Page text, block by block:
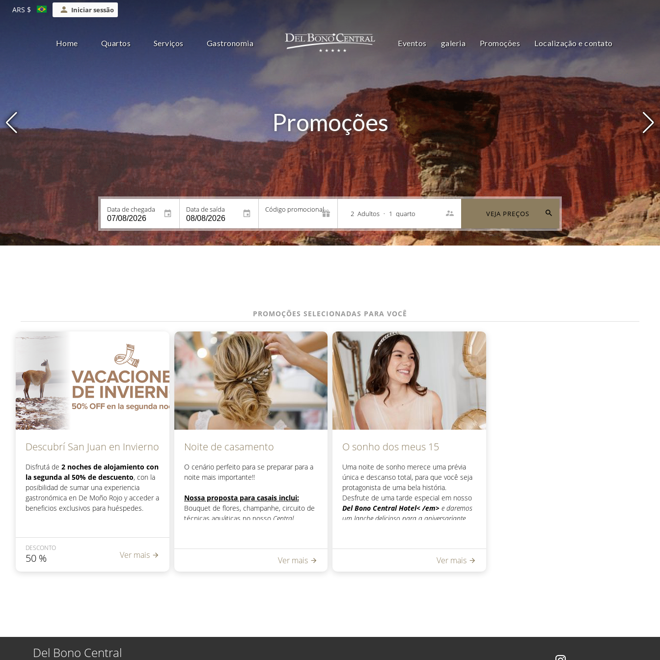
ARS $ Iniciar sessão
Home Quartos Serviços Gastronomia Eventos galeria Promoções Localização e contato
Data de chegada Data de saída Código promocional 2 Adultos • 1 quarto VEJA PREÇOS
Promoções
PROMOÇÕES SELECIONADAS PARA VOCÊ
Descubrí San Juan en Invierno
Disfrutá de 2 noches de alojamiento con
la segunda al 50% de descuento, con la
posibilidad de sumar una experiencia
gastronómica en De Moño Rojo y acceder a
beneficios exclusivos para huéspedes.
que mejor se adapte a tu viaje!
DESCONTO
50 % Ver mais
Noite de casamento
O cenário perfeito para se preparar para a
noite mais importante!!
Nossa proposta para casais inclui:
Bouquet de flores, champanhe, circuito de
técnicas aquáticas no nosso Central
até às 18h.
Você pode verificar tarifas e categorias de
quartos disponíveis enviando um e-mail
Ver mais
O sonho dos meus 15
Uma noite de sonho merece uma prévia
única e descanso total, para que você seja
protagonista de uma bela história.
Desfrute de uma tarde especial em nosso
Del Bono Central Hotel< /em> e daremos
um lanche delicioso para a aniversariante.
diferentes categorias
reservasdbc@hoteldelbono.com.ar
Ver mais
Del Bono Central